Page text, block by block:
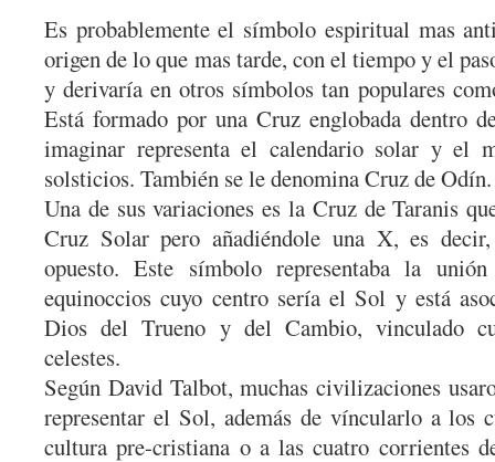
Es probablemente el símbolo espiritual mas
origen de lo que mas tarde, con el tiempo y el
y derivaría en otros símbolos tan populares
Está formado por una Cruz englobada dentro
imaginar representa el calendario solar y el
solsticios. También se le denomina Cruz de Odín.
Una de sus variaciones es la Cruz de Taranis
Cruz Solar pero añadiéndole una X, es
opuesto. Este símbolo representaba la
equinoccios cuyo centro sería el Sol y está
Dios del Trueno y del Cambio, vinculado
celestes.
Según David Talbot, muchas civilizaciones
representar el Sol, además de víncularlo a los
cultura pre-cristiana o a las cuatro corrientes